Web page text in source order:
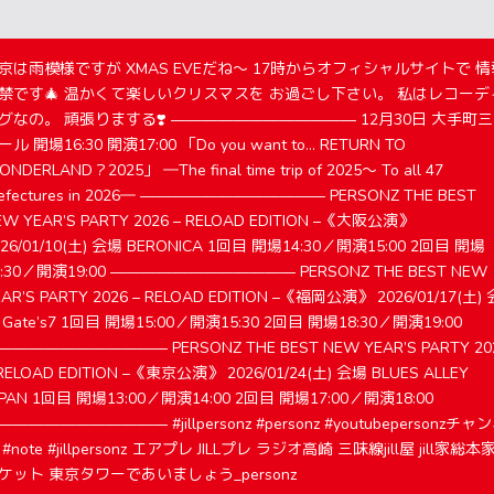
は雨模様ですが XMAS EVEだね〜 17時からオフィシャルサイトで
です🎄 温かくて楽しいクリスマスを お過ごし下さい。 私はレコーデ
なの。 頑張りまする❣️ ———————————— 12月30日 大手町三
ル 開場16:30 開演17:00 「Do you want to... RETURN TO
？2025」 ―The final time trip of 2025～ To all 47
in 2026― ———————————— PERSONZ THE BEST
YEAR’S PARTY 2026 – RELOAD EDITION –《大阪公演》
01/10(土) 会場 BERONICA 1回目 開場14:30／開演15:00 2回目 開場
／開演19:00 ———————————— PERSONZ THE BEST NEW
PARTY 2026 – RELOAD EDITION –《福岡公演》 2026/01/17(土)
1回目 開場15:00／開演15:30 2回目 開場18:30／開演19:00
PERSONZ THE BEST NEW YEAR’S PARTY
EDITION –《東京公演》 2026/01/24(土) 会場 BLUES ALLEY
1回目 開場13:00／開演14:00 2回目 開場17:00／開演18:00
#jillpersonz #personz #youtubepersonzチャン
#jillpersonz エアプレ JILLプレ ラジオ高崎 三味線jill屋 jill家総本
ット 東京タワーであいましょう_personz